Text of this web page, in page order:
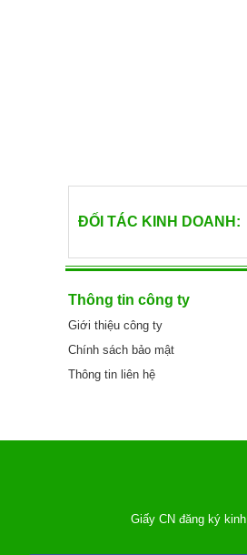
ĐỐI TÁC KINH DOANH:
Thông tin công ty
Giới thiệu công ty
Chính sách bảo mật
Thông tin liên hệ
Giấy CN đăng ký